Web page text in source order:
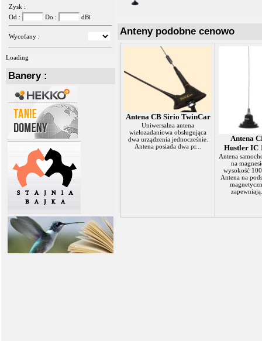
Zysk :
Od :
Do : dBi
Wycofany :
Loading
Banery :
Anteny podobne cenowo
Antena CB Sirio TwinCar
Uniwersalna antena
wielozadaniowa obsługująca
dwa urządzenia jednocześnie.
Antena posiada dwa pr...
Antena
Hustler IC
Antena
na
wysokość
Antena na